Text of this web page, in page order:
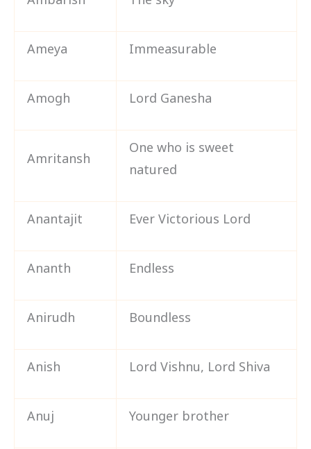
Ameya Immeasurable
Amogh Lord Ganesha
Amritansh
One who is sweet
natured
Anantajit Ever Victorious Lord
Ananth Endless
Anirudh Boundless
Anish Lord Vishnu, Lord Shiva
Anuj Younger brother